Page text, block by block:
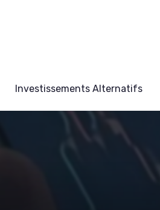
Investissements Alternatifs